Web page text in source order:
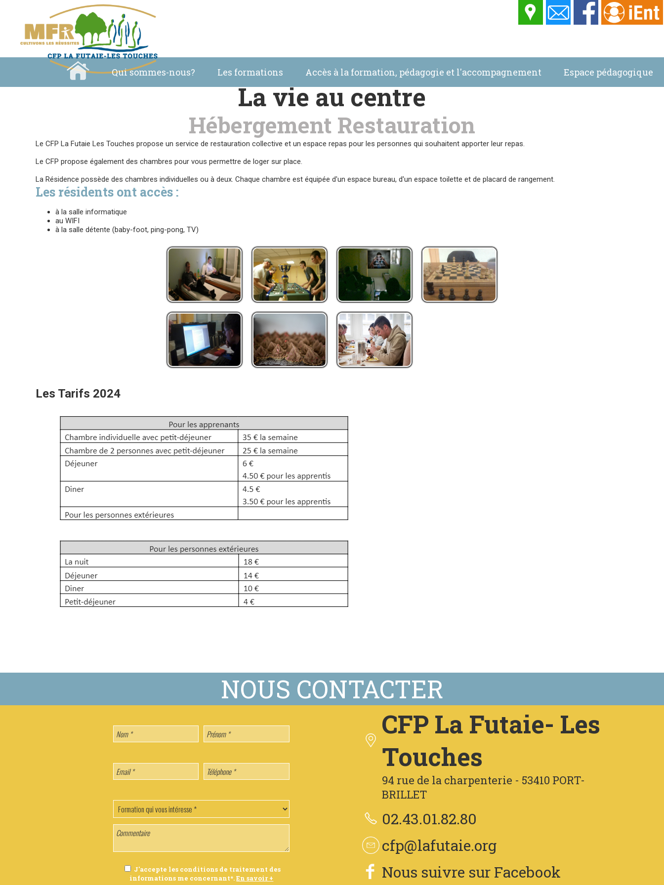
Qui sommes-nous? Les formations Accès à la formation, pédagogie et l'accompagnement Espace pédagogique
La vie au centre
Hébergement Restauration
Le CFP La Futaie Les Touches propose un service de restauration collective et un espace repas pour les personnes qui souhaitent apporter leur repas.
Le CFP propose également des chambres pour vous permettre de loger sur place.
La Résidence possède des chambres individuelles ou à deux. Chaque chambre est équipée d'un espace bureau, d'un espace toilette et de placard de rangement.
Les résidents ont accès :
à la salle informatique
au WIFI
à la salle détente (baby-foot, ping-pong, TV)
Les Tarifs 2024
J'accepte les conditions de traitement des
informations me concernant*.En savoir +
CFP La Futaie- Les
Touches
94 rue de la charpenterie - 53410 PORT-
BRILLET
02.43.01.82.80
cfp@lafutaie.org
Nous suivre sur Facebook